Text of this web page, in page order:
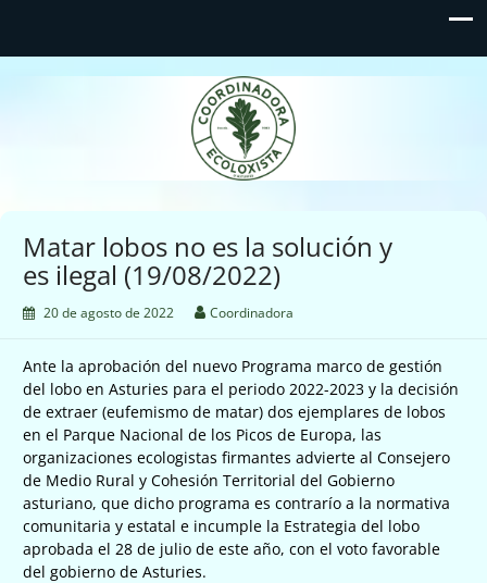
Coordinadora Ecoloxista
d'Asturies
Matar lobos no es la solución y
es ilegal (19/08/2022)
20 de agosto de 2022 Coordinadora
Ante la aprobación del nuevo Programa marco de gestión
del lobo en Asturies para el periodo 2022-2023 y la decisión
de extraer (eufemismo de matar) dos ejemplares de lobos
en el Parque Nacional de los Picos de Europa, las
organizaciones ecologistas firmantes advierte al Consejero
de Medio Rural y Cohesión Territorial del Gobierno
asturiano, que dicho programa es contrarío a la normativa
comunitaria y estatal e incumple la Estrategia del lobo
aprobada el 28 de julio de este año, con el voto favorable
del gobierno de Asturies.